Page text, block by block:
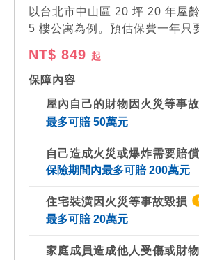
以台北市中山區 20 坪 20 年屋
5 樓公寓為例。預估保費一年只
NT$ 849 起
保障內容
屋內自己的財物因火災等事
最多可賠 50萬元
自己造成火災或爆炸需要賠
保險期間內最多可賠 200萬元
住宅裝潢因火災等事故毀損
最多可賠 20萬元
家庭成員造成他人受傷或財